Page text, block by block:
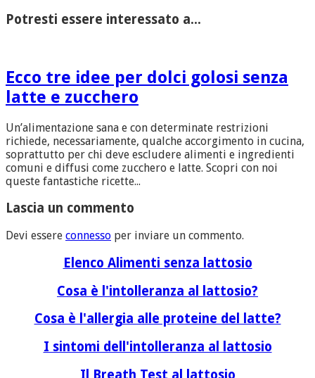
Potresti essere interessato a...
Ecco tre idee per dolci golosi senza
latte e zucchero
Un’alimentazione sana e con determinate restrizioni
richiede, necessariamente, qualche accorgimento in cucina,
soprattutto per chi deve escludere alimenti e ingredienti
comuni e diffusi come zucchero e latte. Scopri con noi
queste fantastiche ricette...
Lascia un commento
Devi essere connesso per inviare un commento.
Elenco Alimenti senza lattosio
Cosa è l'intolleranza al lattosio?
Cosa è l'allergia alle proteine del latte?
I sintomi dell'intolleranza al lattosio
Il Breath Test al lattosio